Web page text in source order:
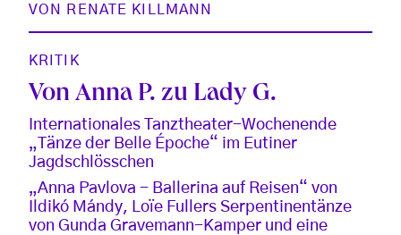
VON
RENATE KILLMANN
KRITIK
Von Anna P. zu Lady G.
Internationales Tanztheater-Wochenende
„Tänze der Belle Époche“ im Eutiner
Jagdschlösschen
„Anna Pavlova - Ballerina auf Reisen“ von
Ildikó Mándy, Loïe Fullers Serpentinentänze
von Gunda Gravemann-Kamper und eine